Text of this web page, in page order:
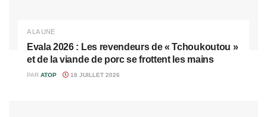
A LA UNE
Evala 2026 : Les revendeurs de « Tchoukoutou »
et de la viande de porc se frottent les mains
PAR ATOP 18 JUILLET 2026